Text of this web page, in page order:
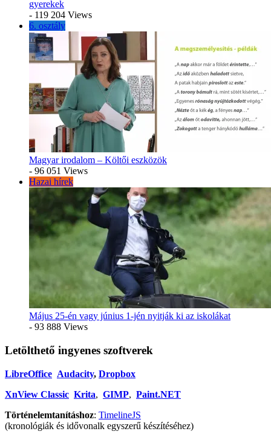
gyerekek
- 119 204 Views
6. osztály
Magyar irodalom – Költői eszközök
- 96 051 Views
Hazai hírek
Május 25-én vagy június 1-jén nyitják ki az iskolákat
- 93 888 Views
Letölthető ingyenes szoftverek
LibreOffice Audacity, Dropbox
XnView Classic Krita, GIMP, Paint.NET
Történelemtanításhoz: TimelineJS
(kronológiák és idővonalk egyszerű készítéséhez)